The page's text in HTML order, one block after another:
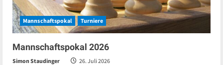
Mannschaftspokal Turniere
Mannschaftspokal 2026
Simon Staudinger 26. Juli 2026